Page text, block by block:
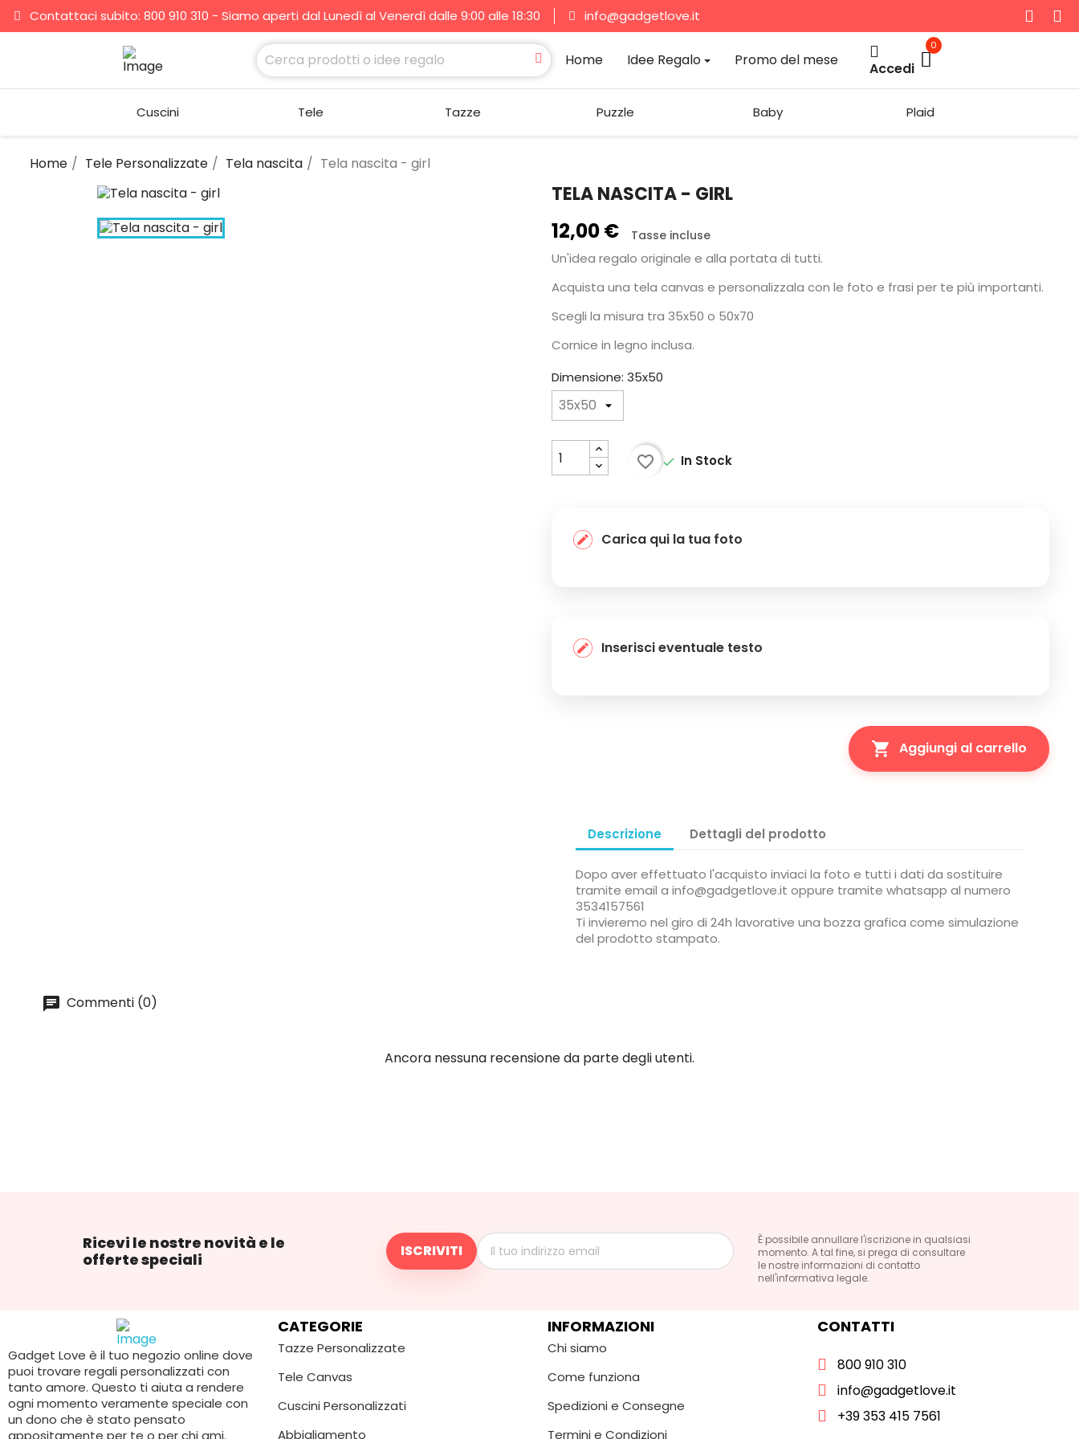
Contattaci subito: 800 910 310 - Siamo aperti dal Lunedì al Venerdì dalle 9:00 alle 18:30 info@gadgetlove.it
Home Idee Regalo Promo del mese Accedi
0
Cuscini Tele Tazze Puzzle Baby Plaid
Home Tele Personalizzate Tela nascita Tela nascita - girl
TELA NASCITA - GIRL
12,00 € Tasse incluse
Un'idea regalo originale e alla portata di tutti.
Acquista una tela canvas e personalizzala con le foto e frasi per te più importanti.
Scegli la misura tra 35x50 o 50x70
Cornice in legno inclusa.
Dimensione: 35x50
favorite_border  In Stock
Carica qui la tua foto
Inserisci eventuale testo
 Aggiungi al carrello
Descrizione Dettagli del prodotto
Dopo aver effettuato l'acquisto inviaci la foto e tutti i dati da sostituire
tramite email a info@gadgetlove.it oppure tramite whatsapp al numero
3534157561
Ti invieremo nel giro di 24h lavorative una bozza grafica come simulazione
del prodotto stampato.
Commenti (0)
Ancora nessuna recensione da parte degli utenti.
Ricevi le nostre novità e le
offerte speciali
È possibile annullare l'iscrizione in qualsiasi
momento. A tal fine, si prega di consultare
le nostre informazioni di contatto
nell'informativa legale.
Gadget Love è il tuo negozio online dove
puoi trovare regali personalizzati con
tanto amore. Questo ti aiuta a rendere
ogni momento veramente speciale con
un dono che è stato pensato
appositamente per te o per chi ami.
CATEGORIE
Tazze Personalizzate
Tele Canvas
Cuscini Personalizzati
Abbigliamento
INFORMAZIONI
Chi siamo
Come funziona
Spedizioni e Consegne
Termini e Condizioni
CONTATTI
800 910 310
info@gadgetlove.it
+39 353 415 7561